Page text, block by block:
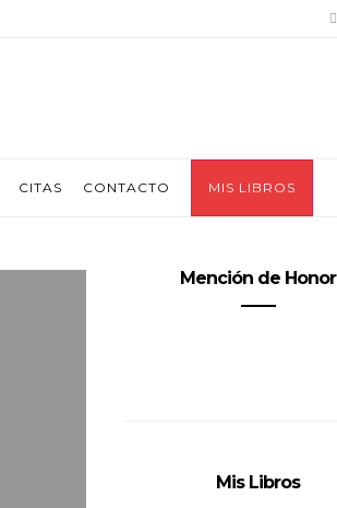
CITAS CONTACTO MIS LIBROS
Mención de Honor
Mis Libros